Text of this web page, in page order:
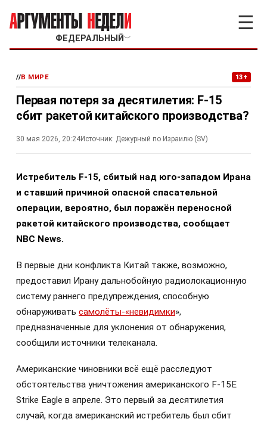
ФЕДЕРАЛЬНЫЙ ﹀
☰
//В МИРЕ 13+
Первая потеря за десятилетия: F-15
сбит ракетой китайского производства?
30 мая 2026, 20:24Источник: Дежурный по Израилю (SV)
Истребитель F-15, сбитый над юго-западом Ирана
и ставший причиной опасной спасательной
операции, вероятно, был поражён переносной
ракетой китайского производства, сообщает
NBC News.
В первые дни конфликта Китай также, возможно,
предоставил Ирану дальнобойную радиолокационную
систему раннего предупреждения, способную
обнаруживать самолёты-«невидимки»,
предназначенные для уклонения от обнаружения,
сообщили источники телеканала.
Американские чиновники всё ещё расследуют
обстоятельства уничтожения американского F-15E
Strike Eagle в апреле. Это первый за десятилетия
случай, когда американский истребитель был сбит